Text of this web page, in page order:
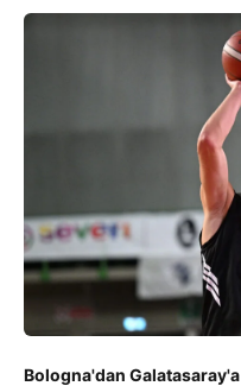
Bologna'dan Galatasaray'a